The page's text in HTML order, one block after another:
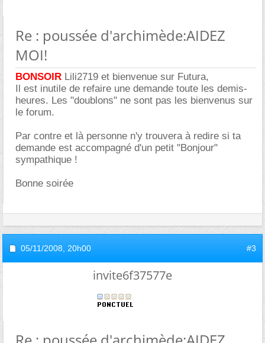
Re : poussée d'archimède:AIDEZ
MOI!
BONSOIR Lili2719 et bienvenue sur Futura,
Il est inutile de refaire une demande toute les demis-
heures. Les "doublons" ne sont pas les bienvenus sur
le forum.
Par contre et là personne n'y trouvera à redire si ta
demande est accompagné d'un petit "Bonjour"
sympathique !
Bonne soirée
05/11/2008, 20h00 #3
invite6f37577e